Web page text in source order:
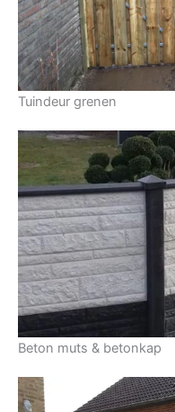
Tuindeur grenen
Beton muts & betonkap